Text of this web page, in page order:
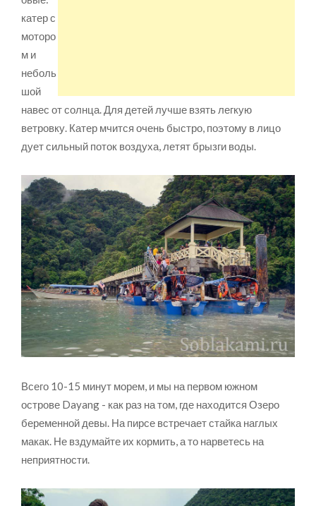
катер с
моторо
м и
неболь
шой
навес от солнца. Для детей лучше взять легкую
ветровку. Катер мчится очень быстро, поэтому в лицо
дует сильный поток воздуха, летят брызги воды.
Всего 10-15 минут морем, и мы на первом южном
острове Dayang - как раз на том, где находится Озеро
беременной девы. На пирсе встречает стайка наглых
макак. Не вздумайте их кормить, а то нарветесь на
неприятности.